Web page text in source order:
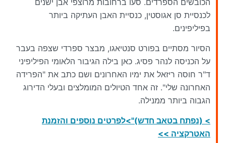
לכנסיית סן אגוסטין, כנסיית האבן העתיקה ביותר
בפיליפינים.
הסיור מסתיים בפורט סנטיאגו, מבצר ספרדי שצפה בעבר
על הכניסה לנהר פסיג. כאן בילה הגיבור הלאומי הפיליפיני
ד"ר חוסה ריזאל את ימיו האחרונים ושם כתב את "הפרידה
האחרונה שלי". זה אחד הטיולים המומלצים ובעלי הדירוג
הגבוה ביותר ממנילה.
> (נפתח בטאב חדש)">לפרטים נוספים והזמנת
האטרקציה >>